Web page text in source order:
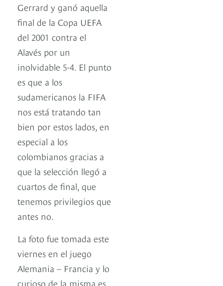
Gerrard y ganó aquella
final de la Copa UEFA
del 2001 contra el
Alavés por un
inolvidable 5-4. El punto
es que a los
sudamericanos la FIFA
nos está tratando tan
bien por estos lados, en
especial a los
colombianos gracias a
que la selección llegó a
cuartos de final, que
tenemos privilegios que
antes no.
La foto fue tomada este
viernes en el juego
Alemania – Francia y lo
curioso de la misma es